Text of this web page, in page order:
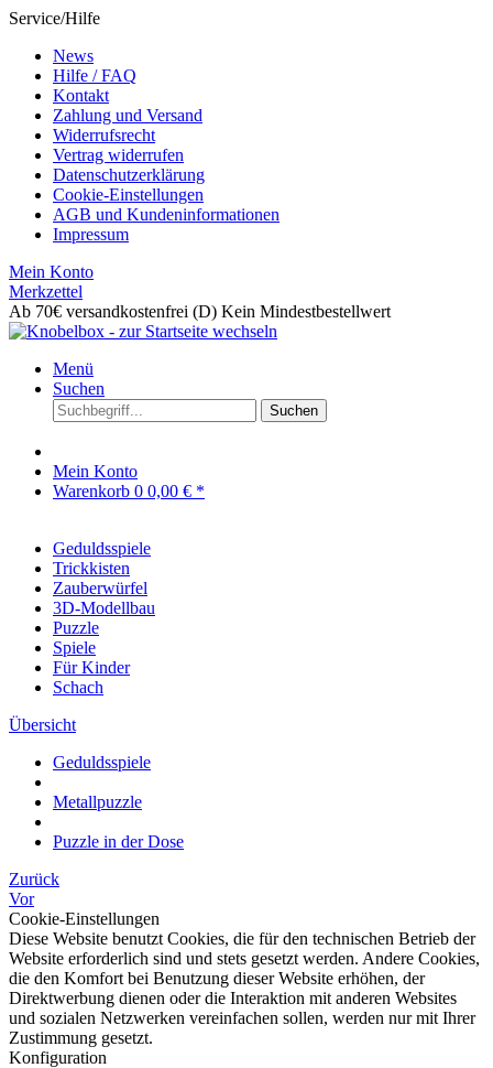
Service/Hilfe
News
Hilfe / FAQ
Kontakt
Zahlung und Versand
Widerrufsrecht
Vertrag widerrufen
Datenschutzerklärung
Cookie-Einstellungen
AGB und Kundeninformationen
Impressum
Mein Konto
Merkzettel
Ab 70€ versandkostenfrei (D) Kein Mindestbestellwert
Menü
Suchen
Suchen
Mein Konto
Warenkorb 0 0,00 € *
Geduldsspiele
Trickkisten
Zauberwürfel
3D-Modellbau
Puzzle
Spiele
Für Kinder
Schach
Übersicht
Geduldsspiele
Metallpuzzle
Puzzle in der Dose
Zurück
Vor
Cookie-Einstellungen
Diese Website benutzt Cookies, die für den technischen Betrieb der
Website erforderlich sind und stets gesetzt werden. Andere Cookies,
die den Komfort bei Benutzung dieser Website erhöhen, der
Direktwerbung dienen oder die Interaktion mit anderen Websites
und sozialen Netzwerken vereinfachen sollen, werden nur mit Ihrer
Zustimmung gesetzt.
Konfiguration